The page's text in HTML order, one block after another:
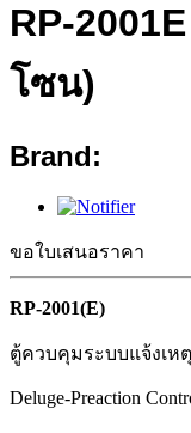
RP-
โซน)
Brand:
ขอใบเสนอราคา
RP-2001(E)
ตู้ควบคุมระบบแจ้งเห
Deluge-Preaction